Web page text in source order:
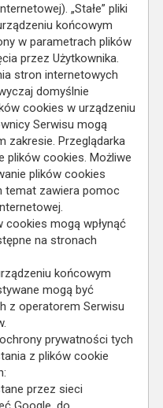
„Stałe” pliki
końcowym
w parametrach plików
przez Użytkownika.
stron internetowych
domyślnie
cookies w urządzeniu
Serwisu mogą
zakresie. Przeglądarka
plików cookies. Możliwe
plików cookies
temat zawiera pomoc
cookies mogą wpłynąć
na stronach
końcowym
mogą być
z operatorem Serwisu
prywatności tych
z plików cookie
przez sieci